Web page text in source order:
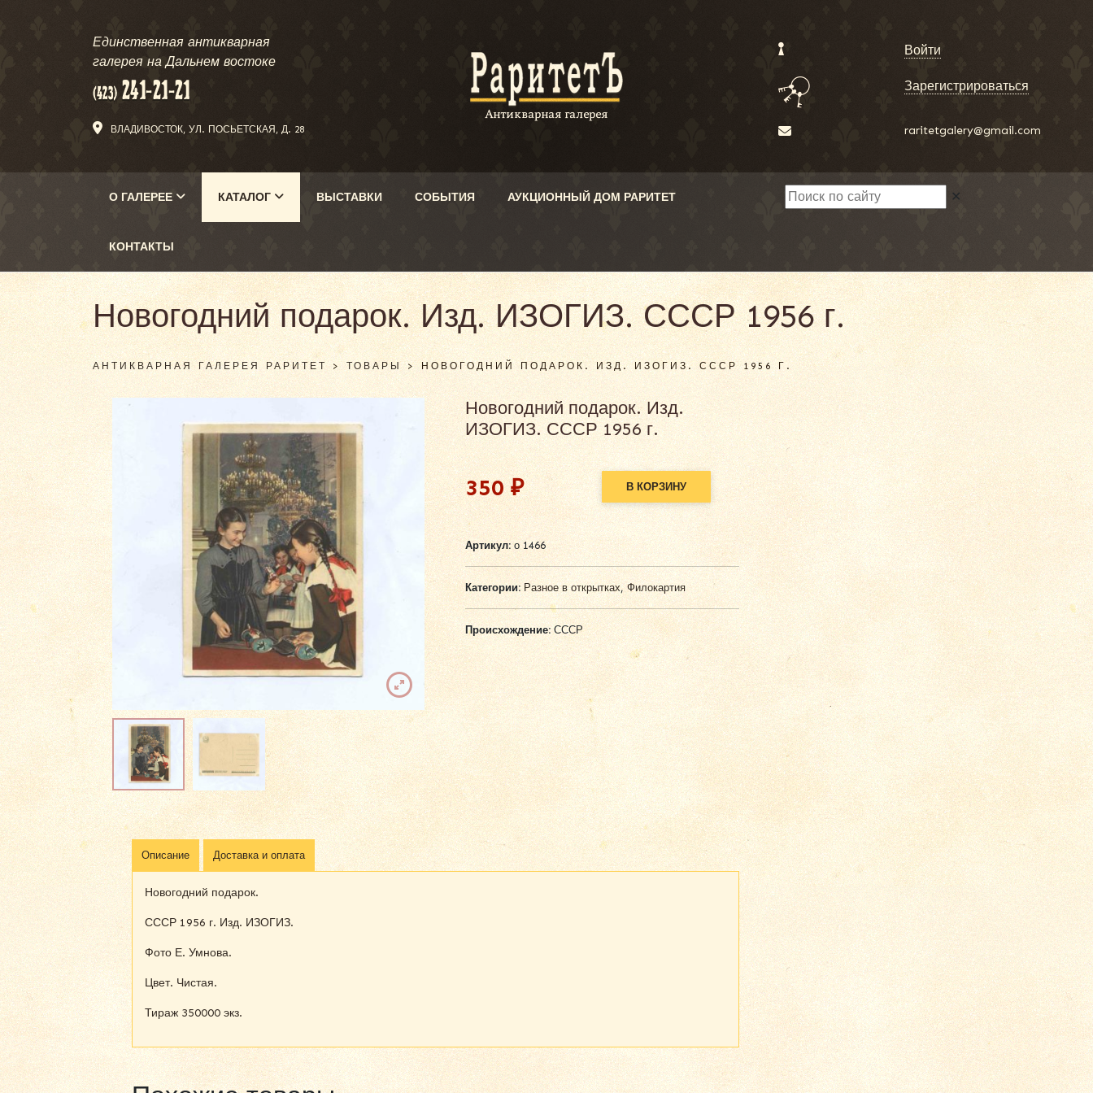
Единственная антикварная
галерея на Дальнем востоке
ВЛАДИВОСТОК, УЛ. ПОСЬЕТСКАЯ, Д. 28
Войти
Зарегистрироваться
raritetgalery@gmail.com
О ГАЛЕРЕЕ КАТАЛОГ ВЫСТАВКИ СОБЫТИЯ АУКЦИОННЫЙ ДОМ РАРИТЕТ
КОНТАКТЫ
✕
Новогодний подарок. Изд. ИЗОГИЗ. СССР 1956 г.
АНТИКВАРНАЯ ГАЛЕРЕЯ РАРИТЕТ >ТОВАРЫ> НОВОГОДНИЙ ПОДАРОК. ИЗД. ИЗОГИЗ. СССР 1956 Г.
Новогодний подарок. Изд.
ИЗОГИЗ. СССР 1956 г.
350₽ В КОРЗИНУ
Alternative:
Артикул:о 1466
Категории: Разное в открытках,Филокартия
Происхождение:СССР
Описание Доставка и оплата
Новогодний подарок.
СССР 1956 г. Изд. ИЗОГИЗ.
Фото Е. Умнова.
Цвет. Чистая.
Тираж 350000 экз.